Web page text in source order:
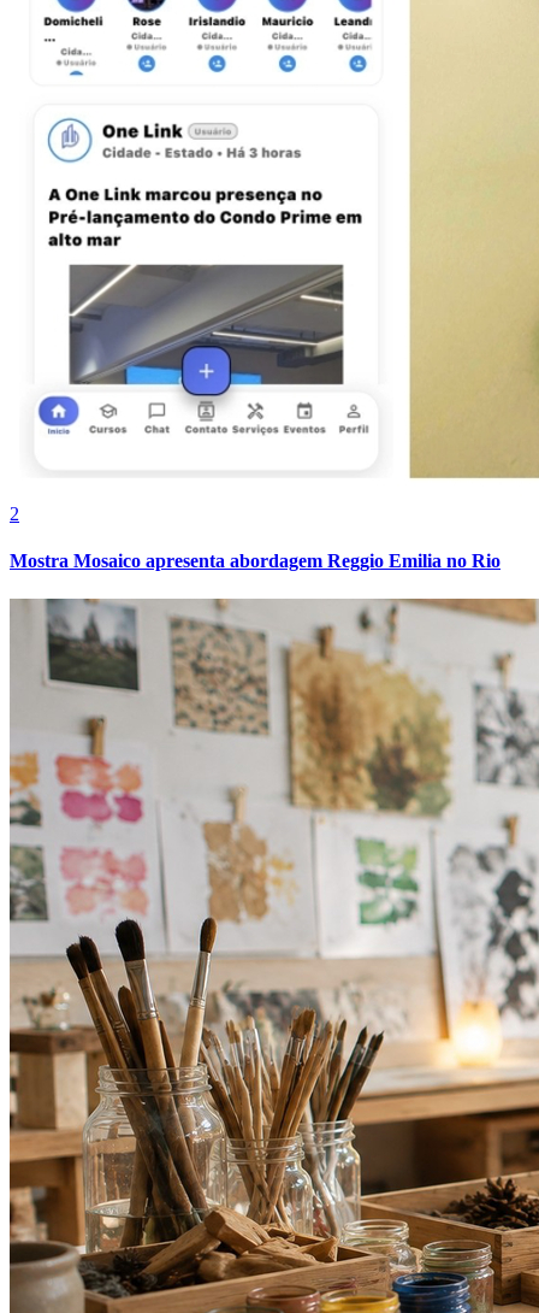
Vasco
2
Mostra Mosaico apresenta abordagem Reggio Emilia no Rio